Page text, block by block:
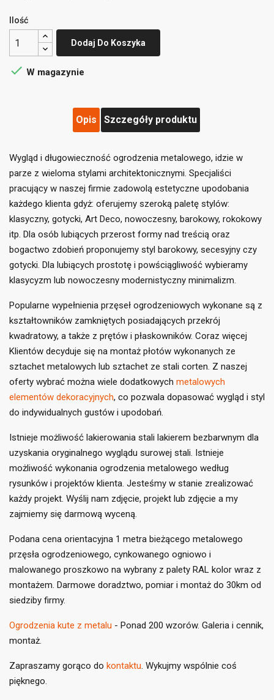
Dodaj do listy życzeń ×
add_circle_outline Utwórz nową listę
((title))
((label))
((cancelText)) ((createText))
×
Musisz być zalogowany by zapisać produkty na swojej
liście życzeń.
((cancelText)) ((loginText))
Ilość
Dodaj Do Koszyka
 W magazynie
Opis Szczegóły produktu
Wygląd i długowieczność ogrodzenia metalowego, idzie w
parze z wieloma stylami architektonicznymi. Specjaliści
pracujący w naszej firmie zadowolą estetyczne upodobania
każdego klienta gdyż: oferujemy szeroką paletę stylów:
klasyczny, gotycki, Art Deco, nowoczesny, barokowy, rokokowy
itp. Dla osób lubiących przerost formy nad treścią oraz
bogactwo zdobień proponujemy styl barokowy, secesyjny czy
gotycki. Dla lubiących prostotę i powściągliwość wybieramy
klasycyzm lub nowoczesny modernistyczny minimalizm.
Popularne wypełnienia przęseł ogrodzeniowych wykonane są z
kształtowników zamkniętych posiadających przekrój
kwadratowy, a także z prętów i płaskowników. Coraz więcej
Klientów decyduje się na montaż płotów wykonanych ze
sztachet metalowych lub sztachet ze stali corten. Z naszej
oferty wybrać można wiele dodatkowych metalowych
elementów dekoracyjnych, co pozwala dopasować wygląd i styl
do indywidualnych gustów i upodobań.
Istnieje możliwość lakierowania stali lakierem bezbarwnym dla
uzyskania oryginalnego wyglądu surowej stali. Istnieje
możliwość wykonania ogrodzenia metalowego według
rysunków i projektów klienta. Jesteśmy w stanie zrealizować
każdy projekt. Wyślij nam zdjęcie, projekt lub zdjęcie a my
zajmiemy się darmową wyceną.
Podana cena orientacyjna 1 metra bieżącego metalowego
przęsła ogrodzeniowego, cynkowanego ogniowo i
malowanego proszkowo na wybrany z palety RAL kolor wraz z
montażem. Darmowe doradztwo, pomiar i montaż do 30km od
siedziby firmy.
Ogrodzenia kute z metalu - Ponad 200 wzorów. Galeria i cennik,
montaż.
Zapraszamy gorąco do kontaktu. Wykujmy wspólnie coś
pięknego.